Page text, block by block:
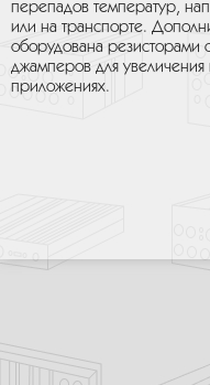
перепадов температур,
или на транспорте.
оборудована
джамперов для
приложениях.